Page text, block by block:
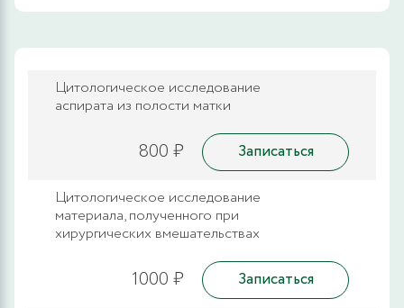
Цитологическое исследование
аспирата из полости матки
800 ₽ Записаться
Цитологическое исследование
материала, полученного при
хирургических вмешательствах
1000 ₽ Записаться